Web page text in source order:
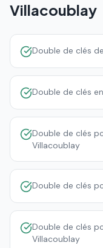
Villacoublay
Double de clés
Double de clés
Double de clés
Villacoublay
Double de clés
Double de clés
Villacoublay